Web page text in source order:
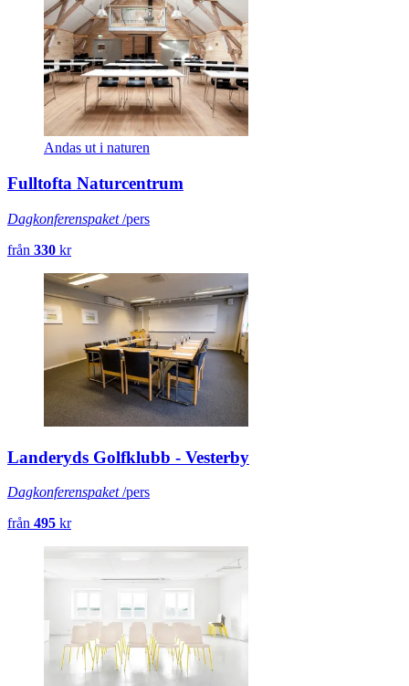
Andas ut i naturen
Fulltofta Naturcentrum
Dagkonferenspaket/pers
från 330 kr
Landeryds Golfklubb - Vesterby
Dagkonferenspaket/pers
från 495 kr